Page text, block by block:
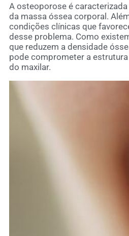
A osteoporose é
da massa óssea corporal.
condições clínicas que
desse problema. Como
que reduzem a densidade
pode comprometer a
do maxilar.